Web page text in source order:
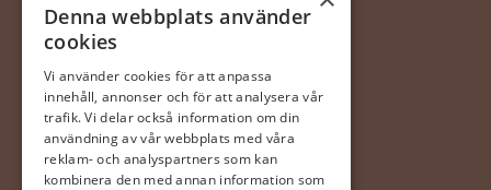
0470 – 281 44
Mån-fre 10:00 – 20:00
Lördag 10:00 – 18:00
Söndag 10:00 – 18:00
Denna webbplats använder
cookies
Vi använder cookies för att anpassa
innehåll, annonser och för att analysera vår
trafik. Vi delar också information om din
användning av vår webbplats med våra
reklam- och analyspartners som kan
kombinera den med annan information som